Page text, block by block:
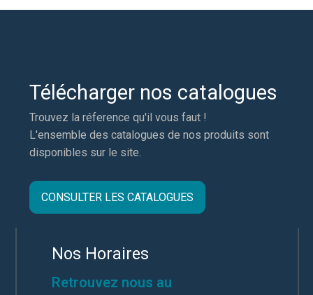
Télécharger nos catalogues
Trouvez la réference qu'il vous faut !
L'ensemble des catalogues de nos produits sont
disponibles sur le site.
CONSULTER LES CATALOGUES
Nos Horaires
Retrouvez nous au